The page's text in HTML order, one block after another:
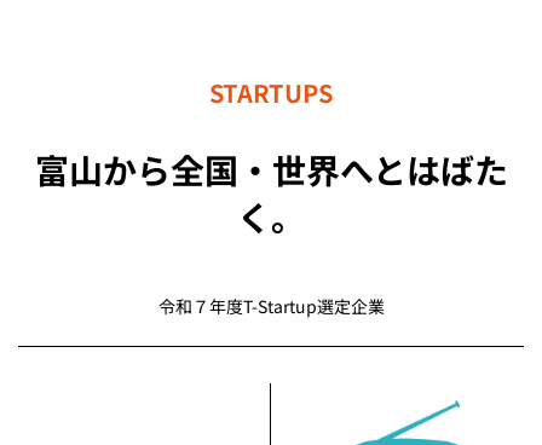
STARTUPS
富山から全国・世界へとはばた
く。
令和７年度T-Startup選定企業